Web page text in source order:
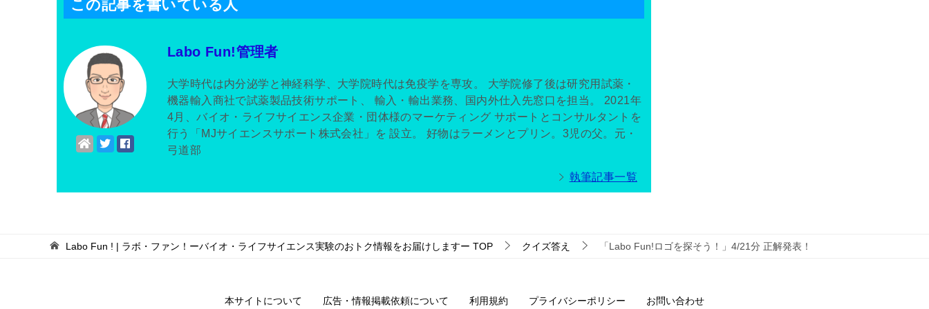
この記事を書いている人
Labo Fun!管理者
大学時代は内分泌学と神経科学、大学院時代は免疫学を専攻。 大学院修了後は研究用試薬・
機器輸入商社で試薬製品技術サポート、 輸入・輸出業務、国内外仕入先窓口を担当。 2021年
4月、バイオ・ライフサイエンス企業・団体様のマーケティング サポートとコンサルタントを
行う「MJサイエンスサポート株式会社」を 設立。 好物はラーメンとプリン。3児の父。元・
弓道部
執筆記事一覧
Labo Fun ! | ラボ・ファン！ーバイオ・ライフサイエンス実験のおトク情報をお届けしますー TOP クイズ答え 「Labo Fun!ロゴを探そう！」4/21分 正解発表！
本サイトについて 広告・情報掲載依頼について 利用規約 プライバシーポリシー お問い合わせ